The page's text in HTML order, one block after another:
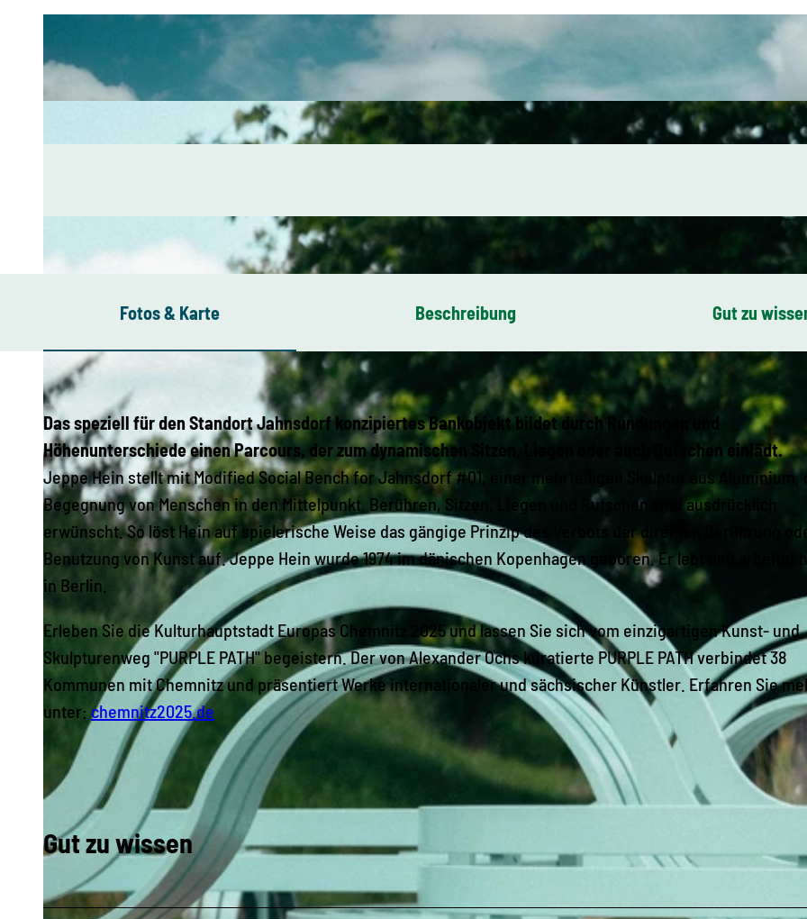
© Ernesto Uhlmann, Chemnitz 2025 gGmbH
Fotos & Karte Beschreibung Gut zu
Das speziell für den Standort Jahnsdorf konzipiertes Bankobjekt bildet durch Rundungen und
Höhenunterschiede einen Parcours, der zum dynamischen Sitzen, Liegen oder auch Rutschen einlädt.
Jeppe Hein stellt mit Modified Social Bench for Jahnsdorf #01, einer mehrteiligen Skulptur aus Aluminium,
Begegnung von Menschen in den Mittelpunkt. Berühren, Sitzen, Liegen und Rutschen sind ausdrücklich
erwünscht. So löst Hein auf spielerische Weise das gängige Prinzip des Verbots der direkten Berührung
Benutzung von Kunst auf. Jeppe Hein wurde 1974 im dänischen Kopenhagen geboren. Er lebt und arbeitet
in Berlin.
Erleben Sie die Kulturhauptstadt Europas Chemnitz 2025 und lassen Sie sich vom einzigartigen Kunst- und
Skulpturenweg "PURPLE PATH" begeistern. Der von Alexander Ochs kuratierte PURPLE PATH verbindet 38
Kommunen mit Chemnitz und präsentiert Werke internationaler und sächsischer Künstler. Erfahren Sie
unter: chemnitz2025.de
Gut zu wissen